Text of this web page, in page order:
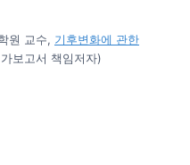
원 교수, 기후변화에 관한
보고서 책임저자)